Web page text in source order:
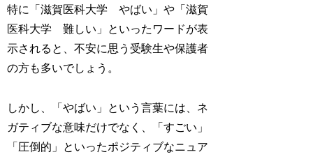
特に「滋賀医科大学 やばい」や「滋賀
医科大学 難しい」といったワードが表
示されると、不安に思う受験生や保護者
の方も多いでしょう。
しかし、「やばい」という言葉には、ネ
ガティブな意味だけでなく、「すごい」
「圧倒的」といったポジティブなニュア